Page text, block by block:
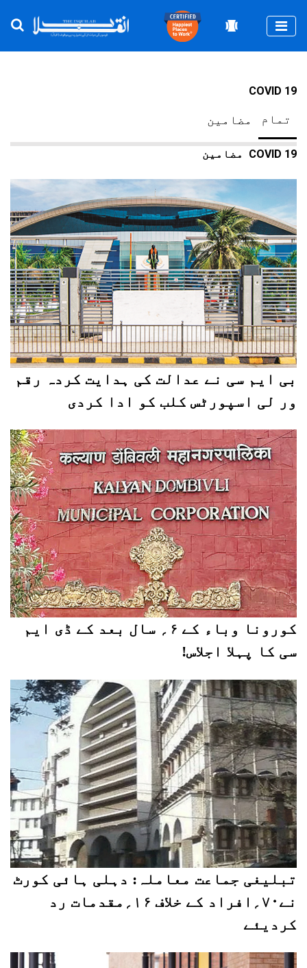
COVID 19
مضامین تمام
COVID 19
بی ایم سی نے عدالت کی ہدایت کردہ رقم
ور لی اسپورٹس کلب کو ادا کردی
کورونا وباء کے ۶؍ سال بعد کے ڈی ایم
سی کا پہلا اجلاس!
تبلیغی جماعت معاملہ: دہلی ہائی کورٹ
نے۷۰؍افراد کے خلاف ۱۶؍مقدمات رد
کردیئے